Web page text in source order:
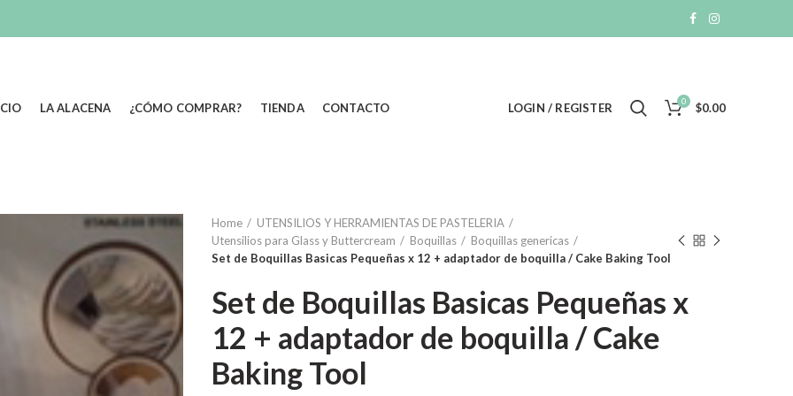
LA ALACENA ¿CÓMO COMPRAR? TIENDA CONTACTO LOGIN / REGISTER 0 $0.00
Home
UTENSILIOS Y HERRAMIENTAS DE PASTELERIA
Utensilios para Glass y Buttercream
Boquillas
Boquillas genericas
Set de Boquillas Basicas Pequeñas x 12 + adaptador de boquilla / Cake Baking Tool
Set de Boquillas Basicas Pequeñas x
12 + adaptador de boquilla / Cake
Baking Tool